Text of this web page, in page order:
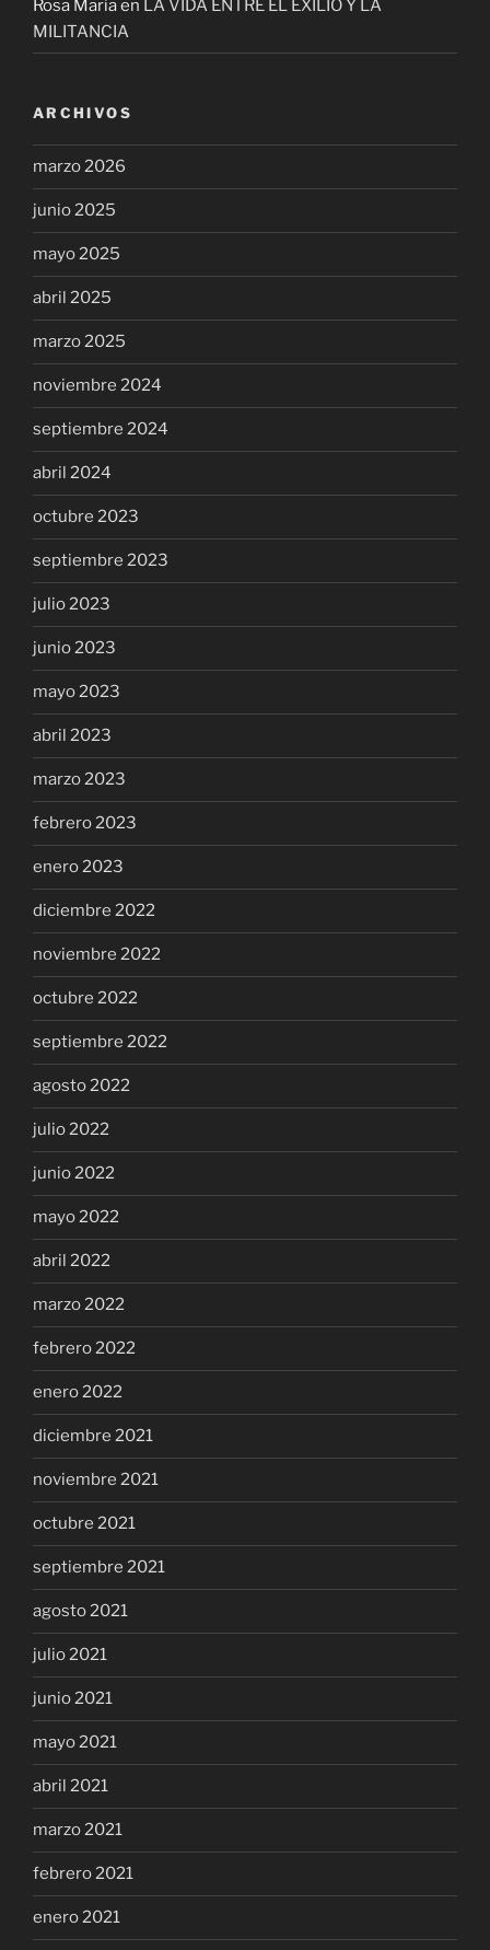
Rosa Mariaen LA VIDA ENTRE EL EXILIO Y LA
MILITANCIA
ARCHIVOS
marzo 2026
junio 2025
mayo 2025
abril 2025
marzo 2025
noviembre 2024
septiembre 2024
abril 2024
octubre 2023
septiembre 2023
julio 2023
junio 2023
mayo 2023
abril 2023
marzo 2023
febrero 2023
enero 2023
diciembre 2022
noviembre 2022
octubre 2022
septiembre 2022
agosto 2022
julio 2022
junio 2022
mayo 2022
abril 2022
marzo 2022
febrero 2022
enero 2022
diciembre 2021
noviembre 2021
octubre 2021
septiembre 2021
agosto 2021
julio 2021
junio 2021
mayo 2021
abril 2021
marzo 2021
febrero 2021
enero 2021